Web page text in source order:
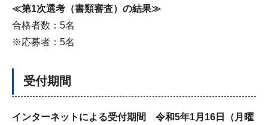
≪第1次選考（書類審査）の結果≫
合格者数：5名
※応募者：5名
受付期間
インターネットによる受付期間 令和5年1月16日（月曜